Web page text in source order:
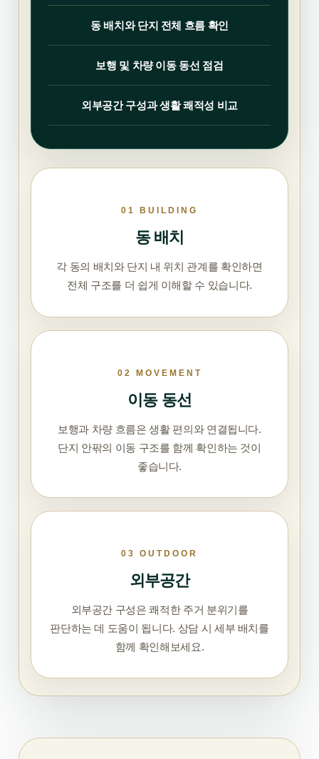
동 배치와 단지 전체 흐름 확인
보행 및 차량 이동 동선 점검
외부공간 구성과 생활 쾌적성 비교
01 BUILDING
동 배치
각 동의 배치와 단지 내 위치 관계를 확인하면
전체 구조를 더 쉽게 이해할 수 있습니다.
02 MOVEMENT
이동 동선
보행과 차량 흐름은 생활 편의와 연결됩니다.
단지 안팎의 이동 구조를 함께 확인하는 것이
좋습니다.
03 OUTDOOR
외부공간
외부공간 구성은 쾌적한 주거 분위기를
판단하는 데 도움이 됩니다. 상담 시 세부 배치를
함께 확인해보세요.